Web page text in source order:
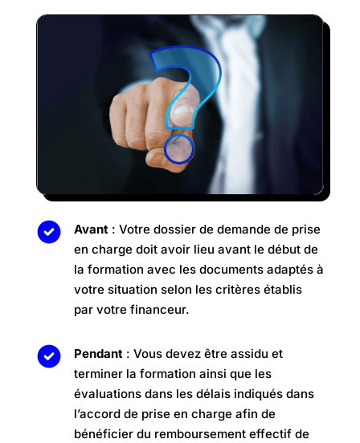
Avant: Votre dossier de demande de prise
en charge doit avoir lieu avant le début de
la formation avec les documents adaptés à
votre situation selon les critères établis
par votre financeur.
Pendant: Vous devez être assidu et
terminer la formation ainsi que les
évaluations dans les délais indiqués dans
l’accord de prise en charge afin de
bénéficier du remboursement effectif de